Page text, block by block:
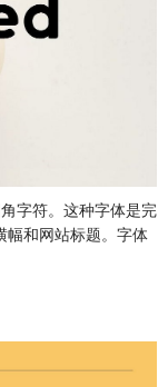
字符。这种字体是完
幅和网站标题。字体